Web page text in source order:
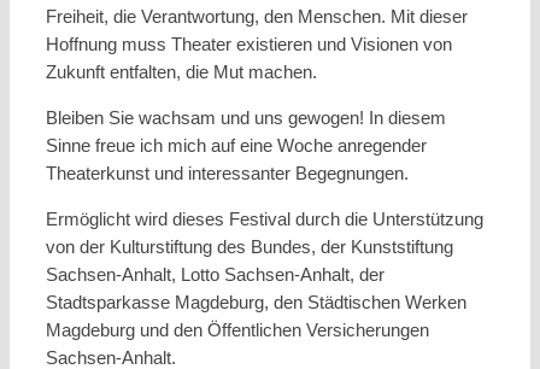
Freiheit, die Verantwortung, den Menschen. Mit dieser
Hoffnung muss Theater existieren und Visionen von
Zukunft entfalten, die Mut machen.
Bleiben Sie wachsam und uns gewogen! In diesem
Sinne freue ich mich auf eine Woche anregender
Theaterkunst und interessanter Begegnungen.
Ermöglicht wird dieses Festival durch die Unterstützung
von der Kulturstiftung des Bundes, der Kunststiftung
Sachsen-Anhalt, Lotto Sachsen-Anhalt, der
Stadtsparkasse Magdeburg, den Städtischen Werken
Magdeburg und den Öffentlichen Versicherungen
Sachsen-Anhalt.